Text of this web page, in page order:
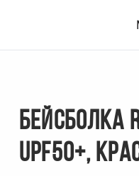
БЕЙСБОЛКА
UPF50+,